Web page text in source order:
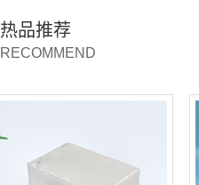
热品推荐
RECOMMEND